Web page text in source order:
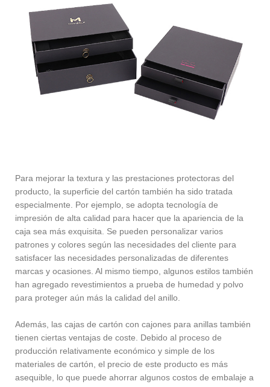
Para mejorar la textura y las prestaciones protectoras del
producto, la superficie del cartón también ha sido tratada
especialmente. Por ejemplo, se adopta tecnología de
impresión de alta calidad para hacer que la apariencia de la
caja sea más exquisita. Se pueden personalizar varios
patrones y colores según las necesidades del cliente para
satisfacer las necesidades personalizadas de diferentes
marcas y ocasiones. Al mismo tiempo, algunos estilos también
han agregado revestimientos a prueba de humedad y polvo
para proteger aún más la calidad del anillo.
Además, las cajas de cartón con cajones para anillas también
tienen ciertas ventajas de coste. Debido al proceso de
producción relativamente económico y simple de los
materiales de cartón, el precio de este producto es más
asequible, lo que puede ahorrar algunos costos de embalaje a